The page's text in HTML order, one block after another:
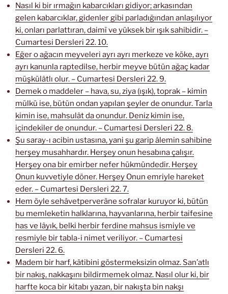
Nasıl ki bir ırmağın kabarcıkları gidiyor; arkasından
gelen kabarcıklar, gidenler gibi parladığından anlaşılıyor
ki, onları parlattıran, daimî ve yüksek bir ışık sahibidir. –
Cumartesi Dersleri 22. 10.
Eğer o ağacın meyveleri ayrı ayrı merkeze ve köke, ayrı
ayrı kanunla raptedilse, herbir meyve bütün ağaç kadar
müşkülâtlı olur. – Cumartesi Dersleri 22. 9.
Demek o maddeler – hava, su, ziya (ışık), toprak – kimin
mülkü ise, bütün ondan yapılan şeyler de onundur. Tarla
kimin ise, mahsulât da onundur. Deniz kimin ise,
içindekiler de onundur. – Cumartesi Dersleri 22. 8.
Şu saray-ı acibin ustasına, yani şu garip âlemin sahibine
herşey musahhardır. Herşey onun hesabına çalışır.
Herşey ona bir emirber nefer hükmündedir. Herşey
Onun kuvvetiyle döner. Herşey Onun emriyle hareket
eder. – Cumartesi Dersleri 22. 7.
Hem öyle sehâvetperverâne sofralar kuruyor ki, bütün
bu memleketin halklarına, hayvanlarına, herbir taifesine
has ve lâyık, belki herbir ferdine mahsus ismiyle ve
resmiyle bir tabla-i nimet veriliyor. – Cumartesi
Dersleri 22. 6.
Madem bir harf, kâtibini göstermeksizin olmaz. San’atlı
bir nakış, nakkaşını bildirmemek olmaz. Nasıl olur ki, bir
harfte koca bir kitabı yazan, bir nakışta bin nakşı